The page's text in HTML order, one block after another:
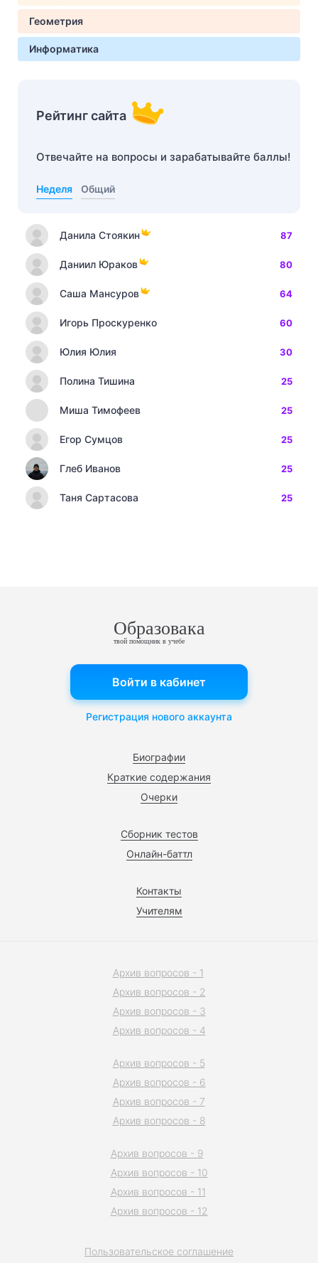
Геометрия
Информатика
Рейтинг сайта
Отвечайте на вопросы и зарабатывайте баллы!
Неделя Общий
Данила Стоякин 87
Даниил Юраков 80
Саша Мансуров 64
Игорь Проскуренко 60
Юлия Юлия 30
Полина Тишина 25
Миша Тимофеев 25
Егор Сумцов 25
Глеб Иванов 25
Таня Сартасова 25
Образовака
твой помощник в учебе
Биографии
Краткие содержания
Очерки
Сборник тестов
Онлайн-баттл
Контакты
Учителям
Войти в кабинет
Регистрация нового аккаунта
Пользовательское соглашение
Архив вопросов - 1
Архив вопросов - 2
Архив вопросов - 3
Архив вопросов - 4
Архив вопросов - 5
Архив вопросов - 6
Архив вопросов - 7
Архив вопросов - 8
Архив вопросов - 9
Архив вопросов - 10
Архив вопросов - 11
Архив вопросов - 12